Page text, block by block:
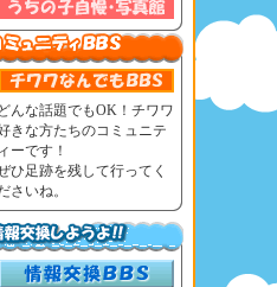
どんな話題でもOK！チワワ
きな方たちのコミュニテ
ィーです！
ひ足跡を残して行ってく
さいね。